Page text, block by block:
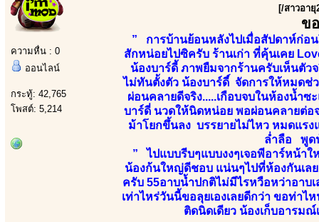
ความหื่น : 0
ออนไลน์
กระทู้: 42,765
โพสต์: 5,214
[/สาวอายุ
ข
” การบ้านย้อนหลังไปเมื่อสัปดาห์ก่อน
สักหน่อยไปซิครับ ร้านเก่า ที่คุ้นเคย
น้องบาร์ดี้ ภาพยืมจากร้านครับเห็นตัว
ไม่ทันตั้งตัว น้องบาร์ดี์ จัดการให้หมดช่
ผ่อนคลายดีจริง.....เกือบจบในห้องน้ำ
บาร์ดี่ นวดให้นิดหน่อย พอผ่อนคลายต่อ
ม้าโยกขึ้นลง บรรยายไม่ไหว หมดแร
ล่ำลือ พูด
” ไปแบบรีบๆแบบงงๆเจอพีอาร์หน้า
น้องก้นใหญ่ดีชอบ แน่นๆไปที่ห้องกันเล
ครับ 55อาบน้ำปกติไม่มีไรหวือหว่าอาบ
เท่าไหร่วันนี้ขอลุยเองเลยดีกว่า ขอท่าไ
ติดนิดเดียว น้องเก็บอารม